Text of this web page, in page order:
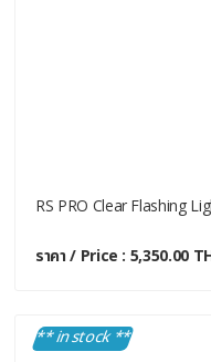
RS PRO Clear Flashing
ราคา / Price : 5,350.00
** in stock **